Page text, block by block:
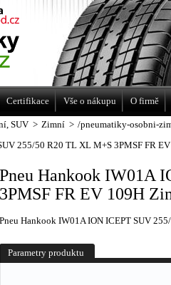
SUV > Zimní > /pneumatiky-osobni-
255/50 R20 TL XL M+S 3PMSF FR
Pneu Hankook IW01A
3PMSF FR EV 109H
Pneu Hankook IW01A ION ICEPT SUV
Parametry produktu
Alu kola
Certifikace Vše o nákupu O firmě